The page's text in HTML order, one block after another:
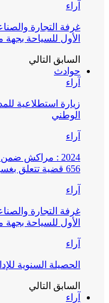
آراء
غرفة التجارة
الأول للسياحة
السابق التالي
حوادث
آراء
زيارة استطلاعية
الوطني
آراء
2024 : مراكش
656 قضية تتعلق بغسيل الأموال
آراء
غرفة التجارة
الأول للسياحة
آراء
الحصيلة السنوية
السابق التالي
آراء